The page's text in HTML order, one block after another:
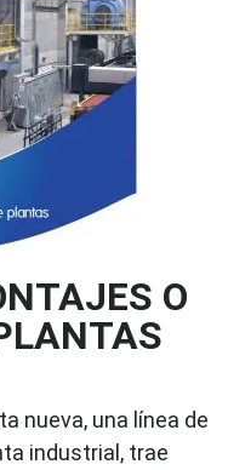
O
nueva, una línea de
industrial, trae